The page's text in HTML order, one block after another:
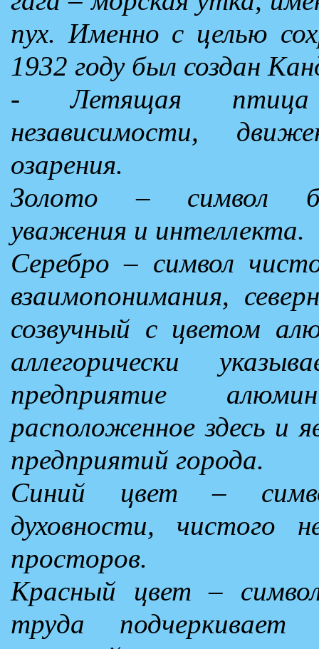
пух. Именно с целью
1932 году был создан
- Летящая птица
независимости,
озарения.
Золото – символ
уважения и интеллекта.
Серебро – символ
взаимопонимания,
созвучный с цветом
аллегорически
предприятие
расположенное здесь и
предприятий города.
Синий цвет –
духовности, чистого
просторов.
Красный цвет –
труда